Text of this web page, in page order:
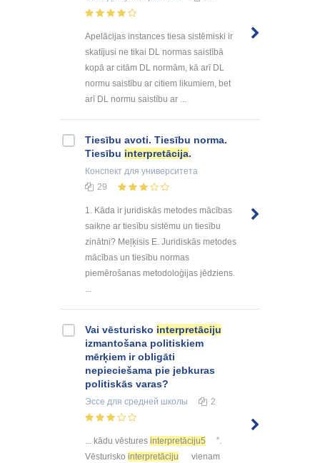
Apelācijas instances tiesa sistēmiski ir
skatījusi ne tikai DL normas saistībā
kopā ar citām DL normām, kā arī DL
normu saistību ar citiem likumiem, bet
arī DL normu saistību ar ...
Tiesību avoti. Tiesību norma.
Tiesību interpretācija.
Конспект для университета
29
1. Kāda ir juridiskās metodes mācības
saikne ar tiesību sistēmu un tiesību
zinātni? Meļķisis E. Juridiskās metodes
mācības un tiesību normas
piemērošanas metodoloģijas jēdziens.
Vai vēsturisko interpretāciju
izmantošana politiskiem
mērķiem ir obligāti
nepieciešama pie jebkuras
politiskās varas?
Эссе для средней школы 2
... kādu vēstures interpretāciju5
”.
Vēsturisko interpretāciju
vienam